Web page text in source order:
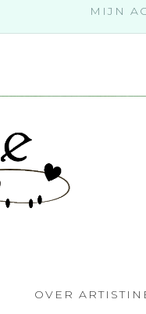
MIJN
OVER